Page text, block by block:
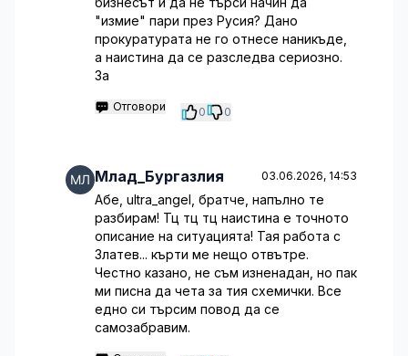
"измие" пари през Русия? Дано
прокуратурата не го отнесе наникъде,
а наистина да се разследва сериозно.
За
Отговори 0 0
Млад_Бургазлия 03.06.2026, 14:53
Абе, ultra_angel, братче, напълно те
разбирам! Тц тц тц наистина е точното
описание на ситуацията! Тая работа с
Златев... кърти ме нещо отвътре.
Честно казано, не съм изненадан, но пак
ми писна да чета за тия схемички. Все
едно си търсим повод да се
самозабравим.